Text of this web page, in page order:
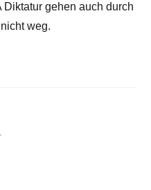
gehen auch durch
weg.